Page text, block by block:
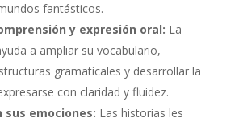
fantásticos.
y expresión oral: La
a ampliar su vocabulario,
gramaticales y desarrollar la
con claridad y fluidez.
sus emociones: Las historias les